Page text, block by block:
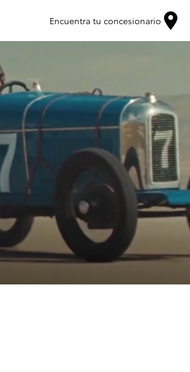
Encuentra tu concesionario